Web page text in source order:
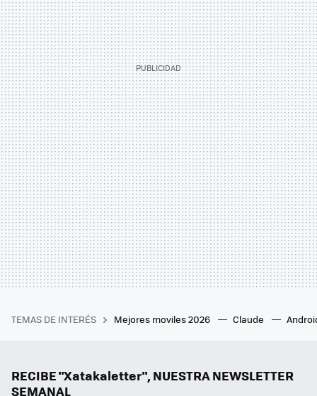
TEMAS DE INTERÉS Mejores moviles 2026 Claude
RECIBE "Xatakaletter", NUESTRA NEWSLETTER
SEMANAL